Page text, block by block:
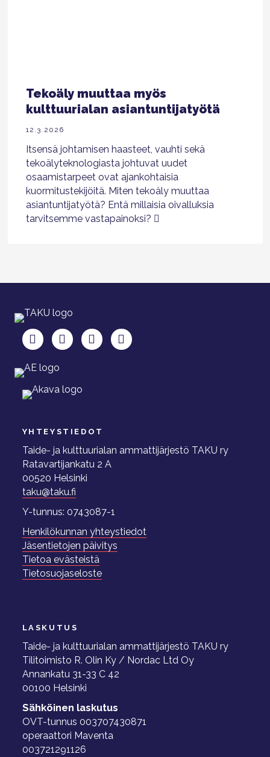
Tekoäly muuttaa myös
kulttuurialan asiantuntijatyötä
12.3.2026
Itsensä johtamisen haasteet, vauhti sekä
tekoälyteknologiasta johtuvat uudet
osaamistarpeet ovat ajankohtaisia
kuormitustekijöitä. Miten tekoäly muuttaa
asiantuntijatyötä? Entä millaisia oivalluksia
tarvitsemme vastapainoksi?
TAKU Facebookissa
TAKU Twitterissä
TAKU Instagramissa
TAKU LinkedInissä
YHTEYSTIEDOT
Taide- ja kulttuurialan ammattijärjestö TAKU ry
Ratavartijankatu 2 A
00520 Helsinki
taku@taku.fi
Y-tunnus: 0743087-1
Henkilökunnan yhteystiedot
Jäsentietojen päivitys
Tietoa evästeistä
Tietosuojaseloste
LASKUTUS
Taide- ja kulttuurialan ammattijärjestö TAKU ry
Tilitoimisto R. Olin Ky / Nordac Ltd Oy
Annankatu 31-33 C 42
00100 Helsinki
Sähköinen laskutus
OVT-tunnus 003707430871
operaattori Maventa
003721291126